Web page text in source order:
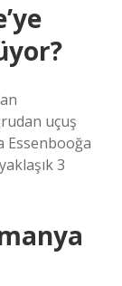
uçuş
Essenbooğa
3